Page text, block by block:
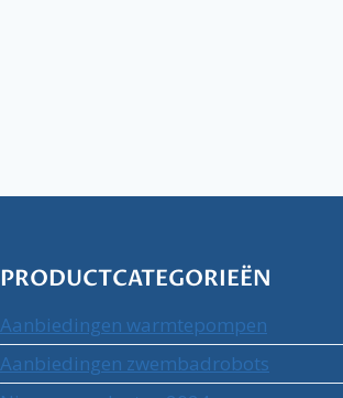
PRODUCTCATEGORIEËN
Aanbiedingen warmtepompen
Aanbiedingen zwembadrobots